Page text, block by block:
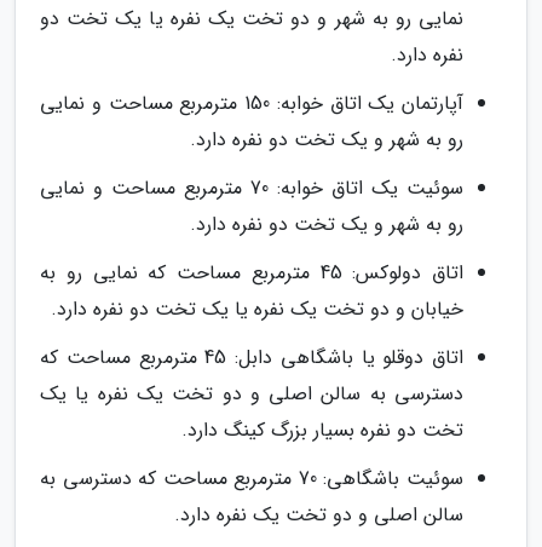
نمایی رو به شهر و دو تخت یک نفره یا یک تخت دو
نفره دارد.
آپارتمان یک اتاق خوابه: 150 مترمربع مساحت و نمایی
رو به شهر و یک تخت دو نفره دارد.
سوئیت یک اتاق خوابه: 70 مترمربع مساحت و نمایی
رو به شهر و یک تخت دو نفره دارد.
اتاق دولوکس: 45 مترمربع مساحت که نمایی رو به
خیابان و دو تخت یک نفره یا یک تخت دو نفره دارد.
اتاق دوقلو یا باشگاهی دابل: 45 مترمربع مساحت که
دسترسی به سالن اصلی و دو تخت یک نفره یا یک
تخت دو نفره بسیار بزرگ کینگ دارد.
سوئیت باشگاهی: 70 مترمربع مساحت که دسترسی به
سالن اصلی و دو تخت یک نفره دارد.